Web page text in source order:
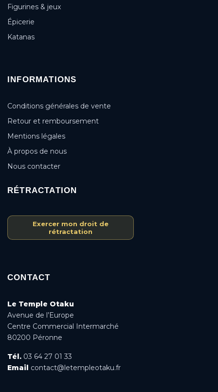
Figurines & jeux
Épicerie
Katanas
INFORMATIONS
Conditions générales de vente
Retour et remboursement
Mentions légales
À propos de nous
Nous contacter
RÉTRACTATION
Exercer mon droit de
rétractation
CONTACT
Le Temple Otaku
Avenue de l’Europe
Centre Commercial Intermarché
80200 Péronne
Tél. 03 64 27 01 33
Email contact@letempleotaku.fr